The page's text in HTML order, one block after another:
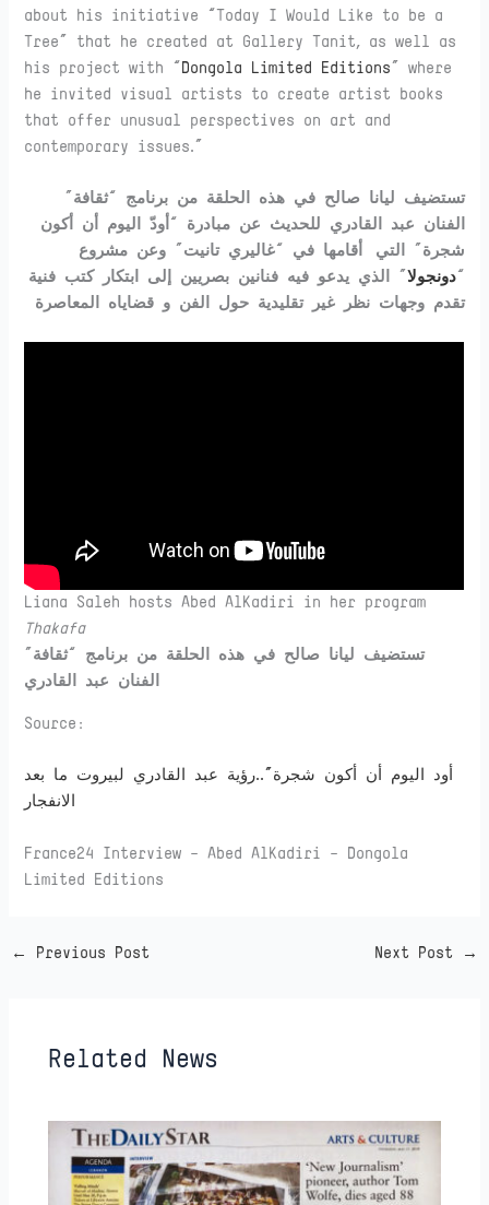
about his initiative “Today I Would Like to be a
Tree” that he created at Gallery Tanit, as well as
his project with “Dongola Limited Editions” where
he invited visual artists to create artist books
that offer unusual perspectives on art and
contemporary issues.”
تستضيف ليانا صالح في هذه الحلقة من برنامج “ثقافة”
الفنان عبد القادري للحديث عن مبادرة “أودّ اليوم أن أكون
شجرة” التي أقامها في “غاليري تانيت” وعن مشروع
“دونجولا” الذي يدعو فيه فنانين بصريين إلى ابتكار كتب فنية
تقدم وجهات نظر غير تقليدية حول الفن و قضاياه المعاصرة
Liana Saleh hosts Abed AlKadiri in her program
Thakafa
تستضيف ليانا صالح في هذه الحلقة من برنامج “ثقافة”
الفنان عبد القادري
Source:
أود اليوم أن أكون شجرة”..رؤية عبد القادري لبيروت ما بعد
الانفجار
France24 Interview – Abed AlKadiri – Dongola
Limited Editions
← Previous Post Next Post →
Related News